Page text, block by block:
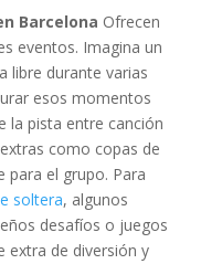
Barcelona Ofrecen
eventos. Imagina un
libre durante varias
esos momentos
la pista entre canción
como copas de
para el grupo. Para
soltera, algunos
desafíos o juegos
extra de diversión y